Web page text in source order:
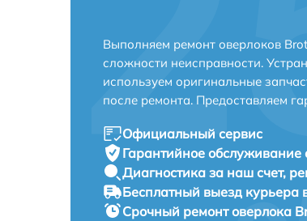
Выполняем ремонт оверлоков
сложности неисправности.
используем оригинальные
после ремонта. Предоставляем
Официальный сервис
Гарантийное обслуживание
Диагностика за наш счет,
Бесплатный выезд курьера
Срочный ремонтоверлока